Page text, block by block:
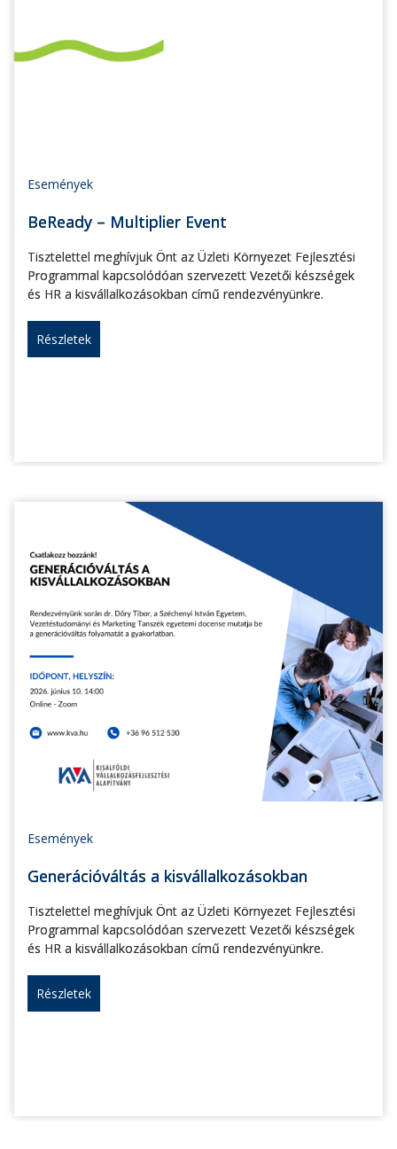
Események
BeReady – Multiplier Event
Tisztelettel meghívjuk Önt az Üzleti Környezet Fejlesztési
Programmal kapcsolódóan szervezett Vezetői készségek
és HR a kisvállalkozásokban című rendezvényünkre.
Részletek
Események
Generációváltás a kisvállalkozásokban
Tisztelettel meghívjuk Önt az Üzleti Környezet Fejlesztési
Programmal kapcsolódóan szervezett Vezetői készségek
és HR a kisvállalkozásokban című rendezvényünkre.
Részletek